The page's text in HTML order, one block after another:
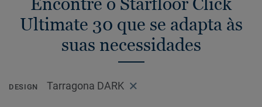
Ultimate 30 que se adapta às
suas necessidades
DESIGN Tarragona DARK